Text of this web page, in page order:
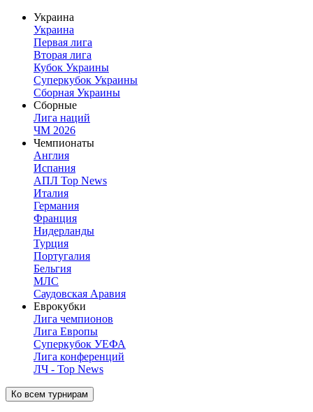
Украина
Украина
Первая лига
Вторая лига
Кубок Украины
Суперкубок Украины
Сборная Украины
Сборные
Лига наций
ЧМ 2026
Чемпионаты
Англия
Испания
АПЛ Top News
Италия
Германия
Франция
Нидерланды
Турция
Португалия
Бельгия
МЛС
Саудовская Аравия
Еврокубки
Лига чемпионов
Лига Европы
Суперкубок УЕФА
Лига конференций
ЛЧ - Top News
Ко всем турнирам